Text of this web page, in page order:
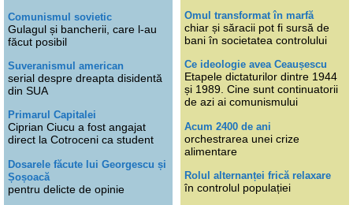
Comunismul sovietic
Gulagul și bancherii, care l-au
făcut posibil
Suveranismul american
serial despre dreapta disidentă
din SUA
Primarul Capitalei
Ciprian Ciucu a fost angajat
direct la Cotroceni ca student
Dosarele făcute lui Georgescu și
Șoșoacă
pentru delicte de opinie
Omul transformat în marfă
chiar și săracii pot fi sursă de
bani în societatea controlului
Ce ideologie avea Ceaușescu
Etapele dictaturilor dintre 1944
și 1989. Cine sunt continuatorii
de azi ai comunismului
Acum 2400 de ani
orchestrarea unei crize
alimentare
Rolul alternanței frică relaxare
în controlul populației